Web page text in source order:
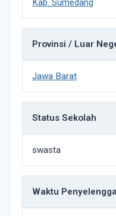
Kab. Sumedang
Provinsi / Luar
Jawa Barat
Status Sekolah
swasta
Waktu